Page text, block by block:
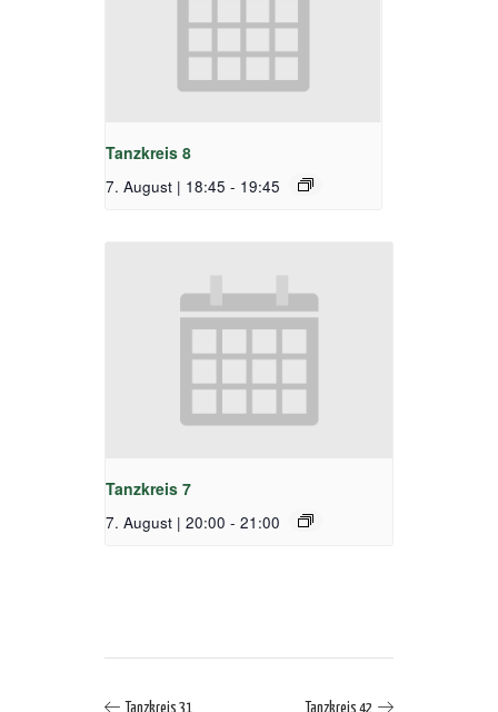
Tanzkreis 8
7. August | 18:45 - 19:45
Tanzkreis 7
7. August | 20:00 - 21:00
Tanzkreis 31 Tanzkreis 42